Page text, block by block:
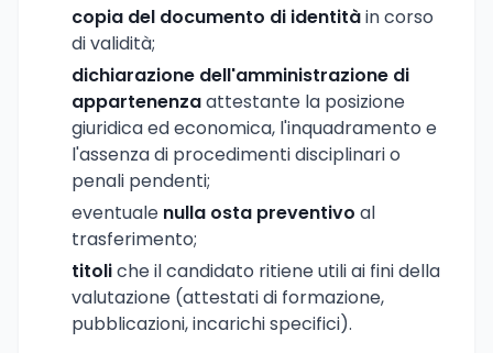
copia del documento di identitàin corso
di validità;
dichiarazione dell'amministrazione di
appartenenzaattestante la posizione
giuridica ed economica, l'inquadramento e
l'assenza di procedimenti disciplinari o
penali pendenti;
eventuale nulla osta preventivo al
trasferimento;
titoliche il candidato ritiene utili ai fini della
valutazione (attestati di formazione,
pubblicazioni, incarichi specifici).